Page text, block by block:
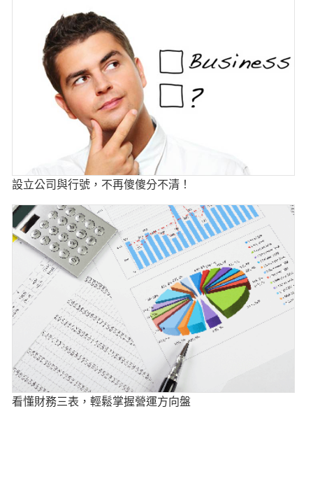
設立公司與行號，不再傻傻分不清！
看懂財務三表，輕鬆掌握營運方向盤